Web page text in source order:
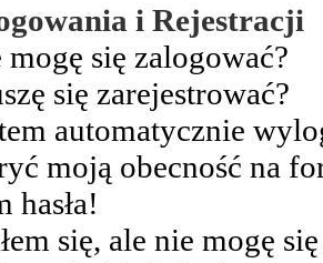
i Rejestracji
się zalogować?
się zarejestrować?
automatycznie
moją obecność na
hasła!
się, ale nie mogę